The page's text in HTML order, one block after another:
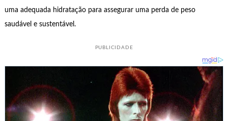
uma adequada hidratação para assegurar uma perda de peso
saudável e sustentável.
PUBLICIDADE